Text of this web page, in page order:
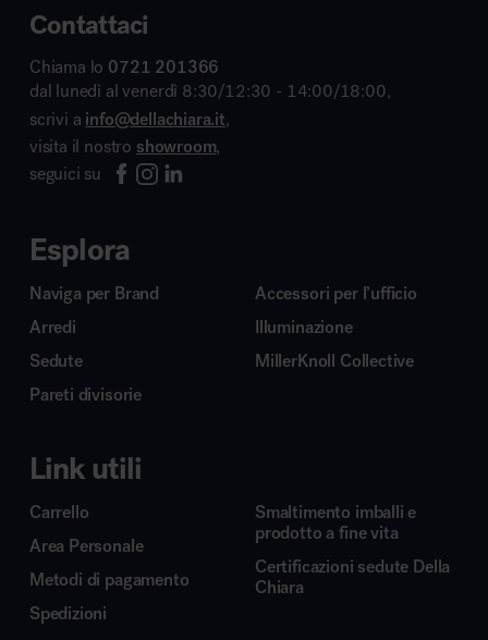
Contattaci
Chiama lo 0721 201366
dal lunedì al venerdì 8:30/12:30 - 14:00/18:00,
scrivi a info@dellachiara.it,
visita il nostro showroom,
seguici su
Esplora
Naviga per Brand
Arredi
Sedute
Pareti divisorie
Accessori per l’ufficio
Illuminazione
MillerKnoll Collective
Link utili
Carrello
Area Personale
Metodi di pagamento
Spedizioni
Smaltimento imballi e
prodotto a fine vita
Certificazioni sedute Della
Chiara